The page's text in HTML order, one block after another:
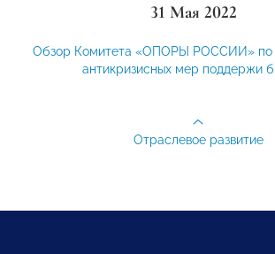
31 Мая 2022
Обзор Комитета «ОПОРЫ РОССИИ» по
антикризисных мер поддержи
Отраслевое развитие